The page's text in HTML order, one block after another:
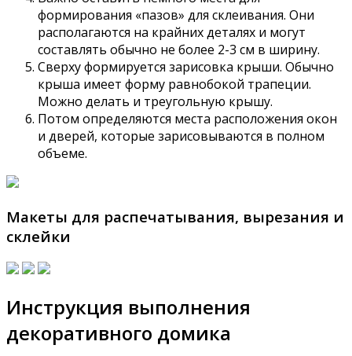
формирования «пазов» для склеивания. Они
располагаются на крайних деталях и могут
составлять обычно не более 2-3 см в ширину.
Сверху формируется зарисовка крыши. Обычно
крыша имеет форму равнобокой трапеции.
Можно делать и треугольную крышу.
Потом определяются места расположения окон
и дверей, которые зарисовываются в полном
объеме.
Макеты для распечатывания, вырезания и
склейки
Инструкция выполнения
декоративного домика